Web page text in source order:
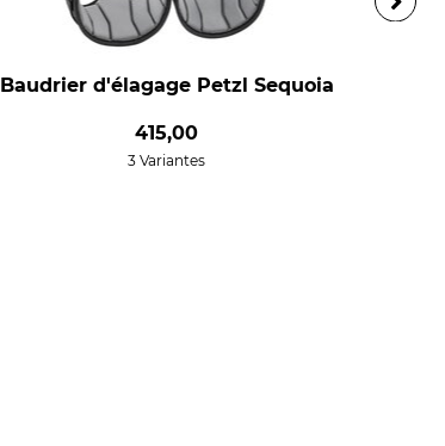
Baudrier d'élagage Petzl Sequoia
415,00
3 Variantes